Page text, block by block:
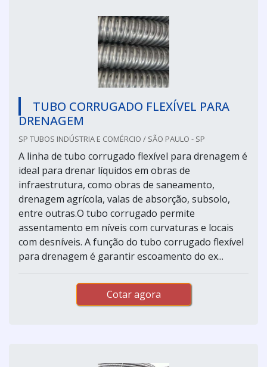
TUBO CORRUGADO FLEXÍVEL PARA
DRENAGEM
SP TUBOS INDÚSTRIA E COMÉRCIO / SÃO PAULO - SP
A linha de tubo corrugado flexível para drenagem é
ideal para drenar líquidos em obras de
infraestrutura, como obras de saneamento,
drenagem agrícola, valas de absorção, subsolo,
entre outras.O tubo corrugado permite
assentamento em níveis com curvaturas e locais
com desníveis. A função do tubo corrugado flexível
para drenagem é garantir escoamento do ex...
Cotar agora